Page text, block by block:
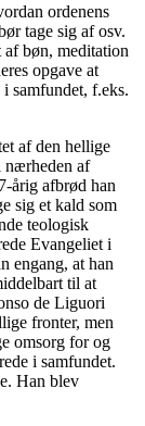
ordenens
tage sig af osv.
af bøn, meditation
opgave at
samfundet, f.eks.
af den hellige
af
årig afbrød han
sig et kald som
teologisk
Evangeliet i
engang, at han
til at
de Liguori
fronter, men
omsorg for og
i samfundet.
Han blev